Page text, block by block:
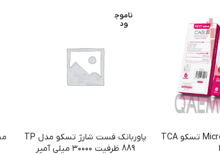
کابل 1 متری Micro USB تسکو TCA
ناموج
ود
پاوربانک فست شارژ تسکو مدل TP
889 ظرفیت ۳۰۰۰۰ میلی آمپر